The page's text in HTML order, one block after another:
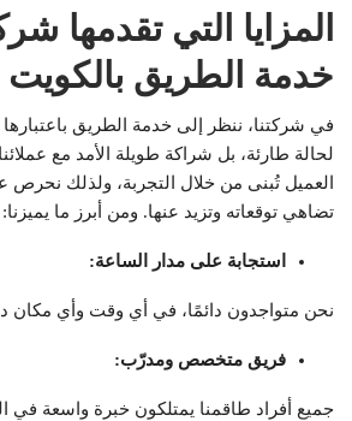
المزايا التي تقدمها
خدمة الطريق بالكويت
في شركتنا، ننظر إلى خدمة الطريق
لحالة طارئة، بل شراكة طويلة الأمد مع
العميل تُبنى من خلال التجربة، ولذلك نحرص
تضاهي توقعاته وتزيد عنها. ومن أبرز ما يميزنا:
استجابة على مدار الساعة:
نحن متواجدون دائمًا، في أي وقت وأي مكان
فريق متخصص ومدرّب:
جميع أفراد طاقمنا يمتلكون خبرة واسعة في